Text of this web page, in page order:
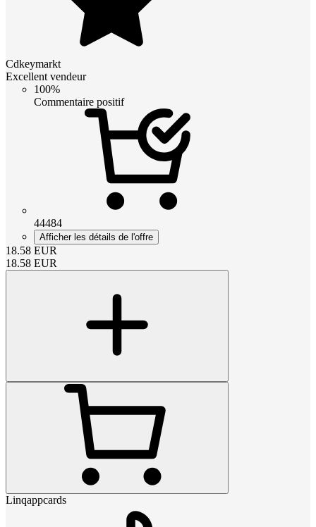
Cdkeymarkt
Excellent vendeur
100%
Commentaire positif
44484
Afficher les détails de l'offre
18.58 EUR
18.58 EUR
Linqappcards